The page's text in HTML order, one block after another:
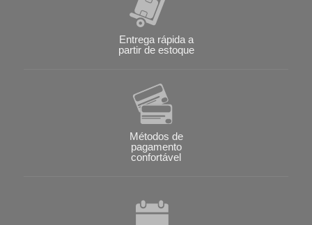
Entrega rápida a
partir de estoque
Métodos de
pagamento
confortável